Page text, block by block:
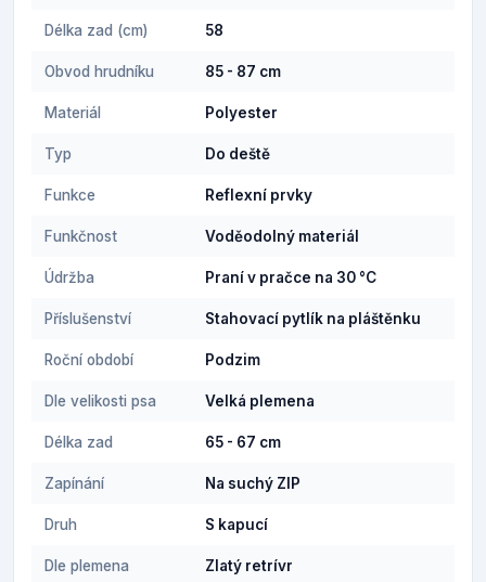
Délka zad (cm) 58
Obvod hrudníku 85 - 87 cm
Materiál Polyester
Typ Do deště
Funkce Reflexní prvky
Funkčnost Voděodolný materiál
Údržba Praní v pračce na 30 °C
Příslušenství Stahovací pytlík na pláštěnku
Roční období Podzim
Dle velikosti psa Velká plemena
Délka zad 65 - 67 cm
Zapínání Na suchý ZIP
Druh S kapucí
Dle plemena Zlatý retrívr